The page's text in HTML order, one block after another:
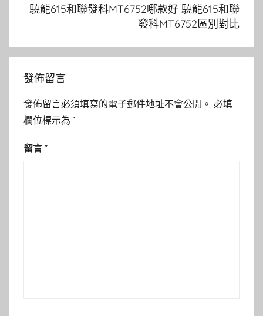
驍龍615和聯發科MT6752哪款好 驍龍615和聯
發科MT6752區別對比
發佈留言
發佈留言必須填寫的電子郵件地址不會公開。 必填
欄位標示為 *
留言 *